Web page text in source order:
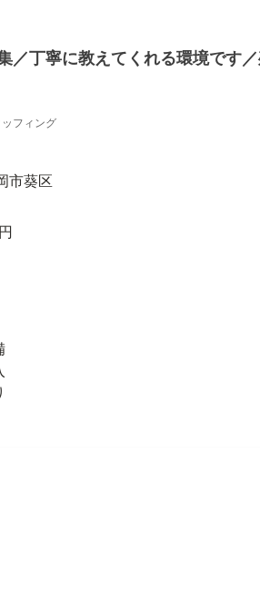
／丁寧に教えてくれる環境です
フィング
市葵区